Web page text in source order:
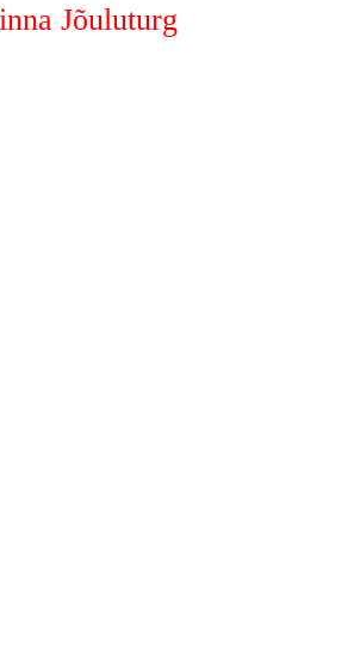
Jõuluturg